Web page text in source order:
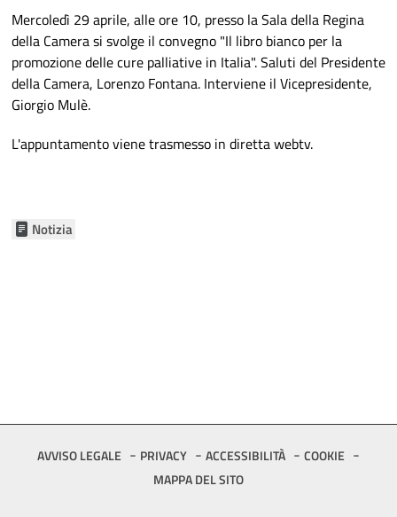
Mercoledì 29 aprile, alle ore 10, presso la Sala della Regina
della Camera si svolge il convegno "Il libro bianco per la
promozione delle cure palliative in Italia". Saluti del Presidente
della Camera, Lorenzo Fontana. Interviene il Vicepresidente,
Giorgio Mulè.
L'appuntamento viene trasmesso in diretta webtv.
Notizia
FooterAVVISO LEGALE PRIVACY ACCESSIBILITÀ
COOKIE
MAPPA DEL SITO